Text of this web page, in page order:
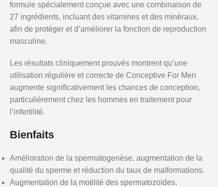
formule spécialement conçue avec une combinaison de
27 ingrédients, incluant des vitamines et des minéraux,
afin de protéger et d’améliorer la fonction de reproduction
masculine.
Les résultats cliniquement prouvés montrent qu’une
utilisation régulière et correcte de Conceptive For Men
augmente significativement les chances de conception,
particulièrement chez les hommes en traitement pour
l’infertilité.
Bienfaits
Amélioration de la spermatogenèse, augmentation de la
qualité du sperme et réduction du taux de malformations.
Augmentation de la motilité des spermatozoïdes.